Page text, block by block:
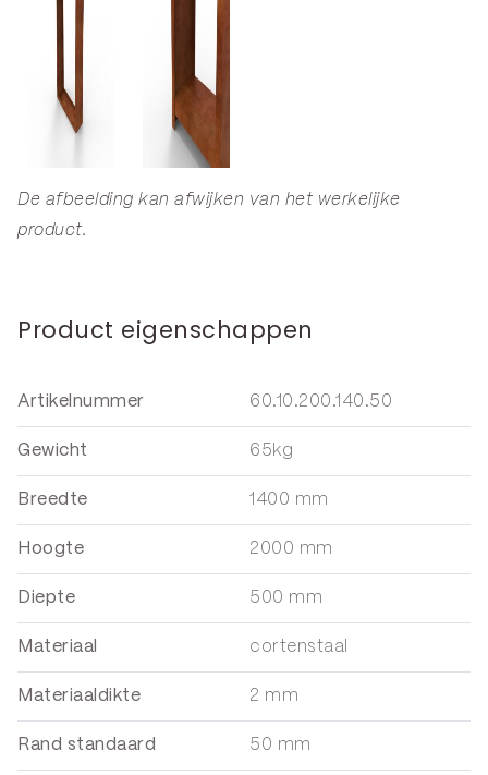
De afbeelding kan afwijken van het werkelijke
product.
Product eigenschappen
Artikelnummer 60.10.200.140.50
Gewicht 65kg
Breedte 1400 mm
Hoogte 2000 mm
Diepte 500 mm
Materiaal cortenstaal
Materiaaldikte 2 mm
Rand standaard 50 mm